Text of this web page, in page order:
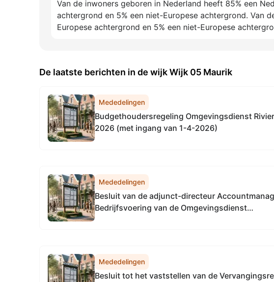
Van de inwoners geboren in Nederland heeft 85% een
achtergrond en 5% een niet-Europese achtergrond. Van
Europese achtergrond en 5% een niet-Europese
De laatste berichten in de wijk Wijk 05 Maurik
Mededelingen
Budgethoudersregeling Omgevingsdienst
2026 (met ingang van 1-4-2026)
Mededelingen
Besluit van de adjunct-directeur
Bedrijfsvoering van de Omgevingsdienst
Omgevingsdienst...
Mededelingen
Besluit tot het vaststellen van de